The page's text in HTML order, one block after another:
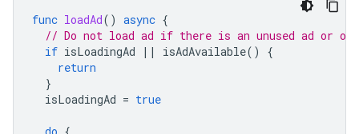
func loadAd() async {
// Do not load ad if there is an unused ad or
if isLoadingAd || isAdAvailable()
{
return
}
isLoadingAd = true